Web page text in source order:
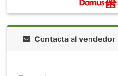
Contacta al vendedor